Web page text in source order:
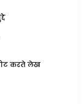
करते लेख